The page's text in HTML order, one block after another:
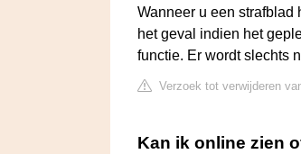
Wanneer u een strafblad
het geval indien het
functie. Er wordt slechts
Verzoek tot verwijderen
Kan ik online zien